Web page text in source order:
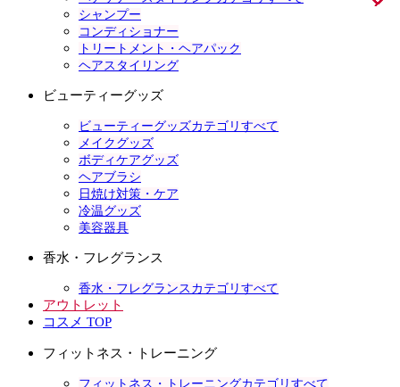
シャンプー
コンディショナー
トリートメント・ヘアパック
ヘアスタイリング
ビューティーグッズ
ビューティーグッズカテゴリすべて
メイクグッズ
ボディケアグッズ
ヘアブラシ
日焼け対策・ケア
冷温グッズ
美容器具
香水・フレグランス
香水・フレグランスカテゴリすべて
アウトレット
コスメ TOP
フィットネス・トレーニング
フィットネス・トレーニングカテゴリすべて